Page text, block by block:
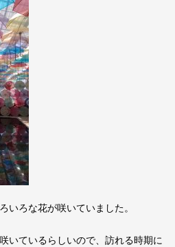
いろな花が咲いていました。
いているらしいので、訪れる時期に